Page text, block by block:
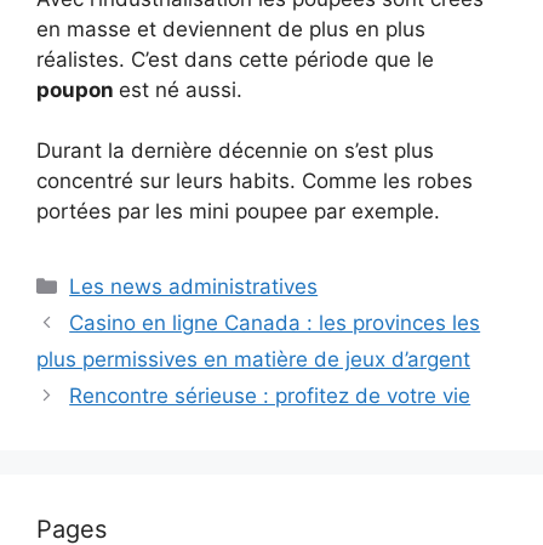
en masse et deviennent de plus en plus
réalistes. C’est dans cette période que le
poupon est né aussi.
Durant la dernière décennie on s’est plus
concentré sur leurs habits. Comme les robes
portées par les mini poupee par exemple.
Catégories
Les news administratives
Casino en ligne Canada : les provinces les
plus permissives en matière de jeux d’argent
Rencontre sérieuse : profitez de votre vie
Pages